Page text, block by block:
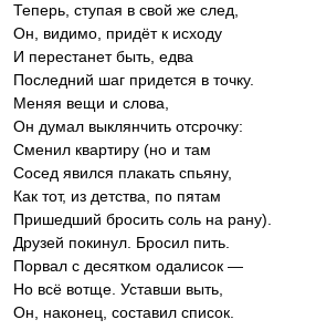
Теперь, ступая в свой же след,
Он, видимо, придёт к исходу
И перестанет быть, едва
Последний шаг придется в точку.
Меняя вещи и слова,
Он думал выклянчить отсрочку:
Сменил квартиру (но и там
Сосед явился плакать спьяну,
Как тот, из детства, по пятам
Пришедший бросить соль на рану).
Друзей покинул. Бросил пить.
Порвал с десятком одалисок —
Но всё вотще. Уставши выть,
Он, наконец, составил список.